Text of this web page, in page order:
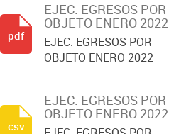
EJEC. EGRESOS POR
OBJETO ENERO 2022
EJEC. EGRESOS POR
OBJETO ENERO 2022
pdf
EJEC. EGRESOS POR
OBJETO ENERO 2022
csv